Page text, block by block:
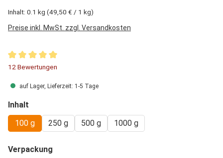
Inhalt: 0.1 kg (49,50 € / 1 kg)
Preise inkl. MwSt. zzgl. Versandkosten
Durchschnittliche Bewertung von 5 von 5 Sternen
12 Bewertungen
auf Lager, Lieferzeit: 1-5 Tage
Inhalt
100 g
250 g 500 g 1000 g
Verpackung